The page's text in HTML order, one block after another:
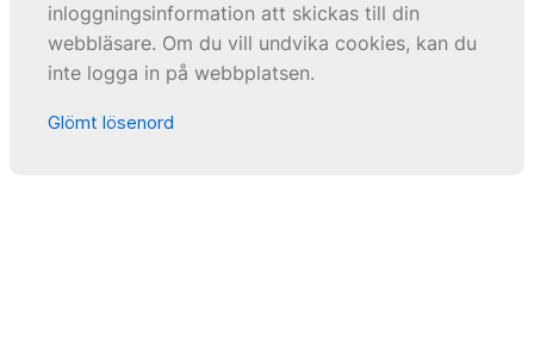
inloggningsinformation att skickas till din
webbläsare. Om du vill undvika cookies, kan du
inte logga in på webbplatsen.
Glömt lösenord